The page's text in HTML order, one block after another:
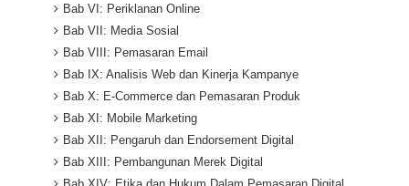
Bab VI: Periklanan Online
Bab VII: Media Sosial
Bab VIII: Pemasaran Email
Bab IX: Analisis Web dan Kinerja Kampanye
Bab X: E-Commerce dan Pemasaran Produk
Bab XI: Mobile Marketing
Bab XII: Pengaruh dan Endorsement Digital
Bab XIII: Pembangunan Merek Digital